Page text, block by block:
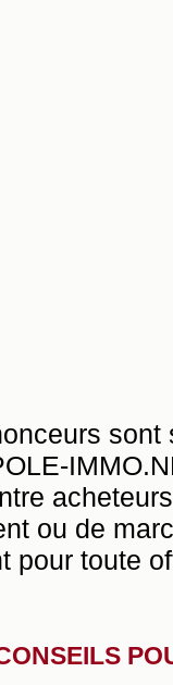
ou de
pour toute